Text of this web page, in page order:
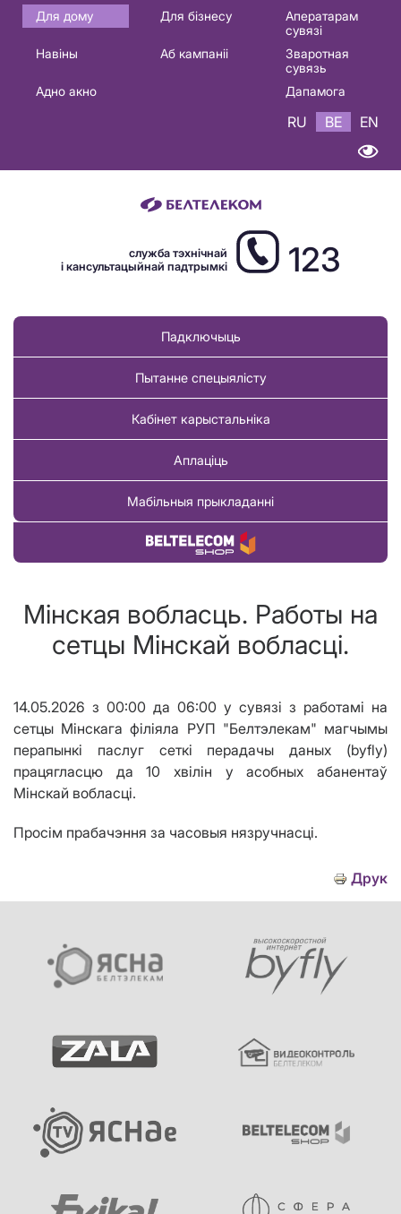
Основная
навигация
Для дому Для бізнесу
Аператарам
сувязі
Навіны
Аб кампаніі
Зваротная
сувязь
Адно акно
Дапамога
RU BE EN
служба тэхнічнай
і кансультацыйнай падтрымкі
123
Падключыць
Пытанне спецыялісту
Кабінет карыстальніка
Аплаціць
Мабільныя прыкладанні
Купіць тавар
Мінская вобласць. Работы на
сетцы Мінскай вобласці.
14.05.2026 з 00:00 да 06:00 у сувязі з работамі на
сетцы Мінскага філіяла РУП "Белтэлекам" магчымы
перапынкі паслуг сеткі перадачы даных (byfly)
працягласцю да 10 хвілін у асобных абанентаў
Мінскай вобласці.
Просім прабачэння за часовыя нязручнасці.
Друк